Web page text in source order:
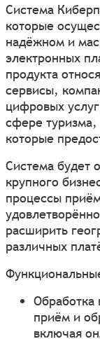
Система
которые
надёжном и
электронных
продукта
сервисы,
цифровых
сфере туризма,
которые
Система будет
крупного
процессы
расширить
различных
приём и
включая